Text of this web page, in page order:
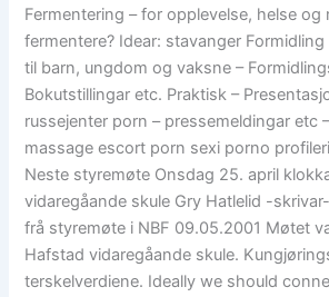
Fermentering – for opplevelse, helse og
fermentere? Idear: stavanger
til barn, ungdom og vaksne –
Bokutstillingar etc. Praktisk –
russejenter porn – pressemeldingar etc
massage escort porn sexi porno
Neste styremøte Onsdag 25. april
vidaregåande skule Gry Hatlelid -
frå styremøte i NBF 09.05.2001 Møtet
Hafstad vidaregåande skule.
terskelverdiene. Ideally we should